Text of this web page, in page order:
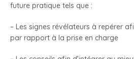
future pratique tels que :
– Les signes révélateurs à repérer
par rapport à la prise en charge